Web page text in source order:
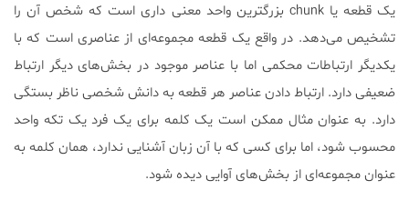
یک قطعه یا chunk بزرگترین واحد معنی داری است که شخص آن را
تشخیص می‌دهد. در واقع یک قطعه مجموعه‎‌ای از عناصری است که با
یکدیگر ارتباطات محکمی اما با عناصر موجود در بخش‌های دیگر ارتباط
ضعیفی دارد. ارتباط دادن عناصر هر قطعه به دانش شخصی ناظر بستگی
دارد. به عنوان مثال ممکن است یک کلمه برای یک فرد یک تکه واحد
محسوب شود، اما برای کسی که با آن زبان آشنایی ندارد، همان کلمه به
عنوان مجموعه‌ای از بخش‌های آوایی دیده شود.